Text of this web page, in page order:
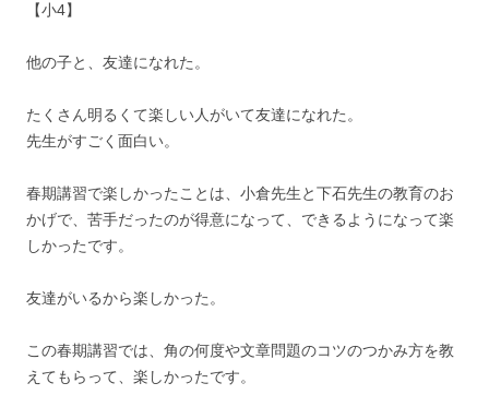
【小4】
他の子と、友達になれた。
たくさん明るくて楽しい人がいて友達になれた。
先生がすごく面白い。
春期講習で楽しかったことは、小倉先生と下石先生の教育のお
かげで、苦手だったのが得意になって、できるようになって楽
しかったです。
友達がいるから楽しかった。
この春期講習では、角の何度や文章問題のコツのつかみ方を教
えてもらって、楽しかったです。